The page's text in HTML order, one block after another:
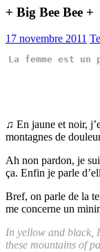
+ Big Bee Bee +
17 novembre 2011
La femme est
♫ En jaune et noir,
montagnes de
Ah non pardon, je
ça. Enfin je parle
Bref, on parle de la
me concerne un
In yellow and black,
these mountains of